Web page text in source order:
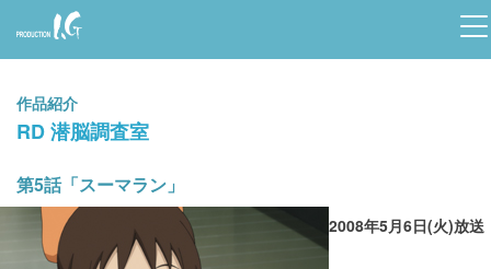
Prod
uctio
n I.G
作品紹介
RD 潜脳調査室
第5話「スーマラン」
2008年5月6日(火)放送